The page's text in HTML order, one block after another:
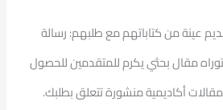
عينة من كتاباتهم مع طلبهم: رسالة
مقال بحثي يكرم للمتقدمين للحصول
أكاديمية منشورة تتعلق بطلبك.